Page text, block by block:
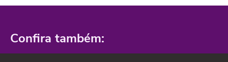
Confira também: